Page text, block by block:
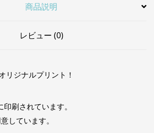
商品説明
レビュー (0)
リジナルプリント！
刷されています。
しています。